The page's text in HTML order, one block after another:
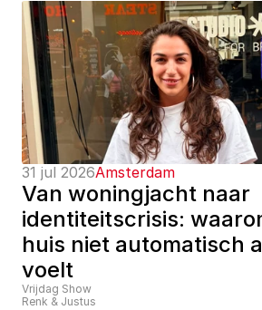
31 jul 2026Amsterdam
Van woningjacht naar
identiteitscrisis:
huis niet automatisch
voelt
Vrijdag Show
Renk & Justus